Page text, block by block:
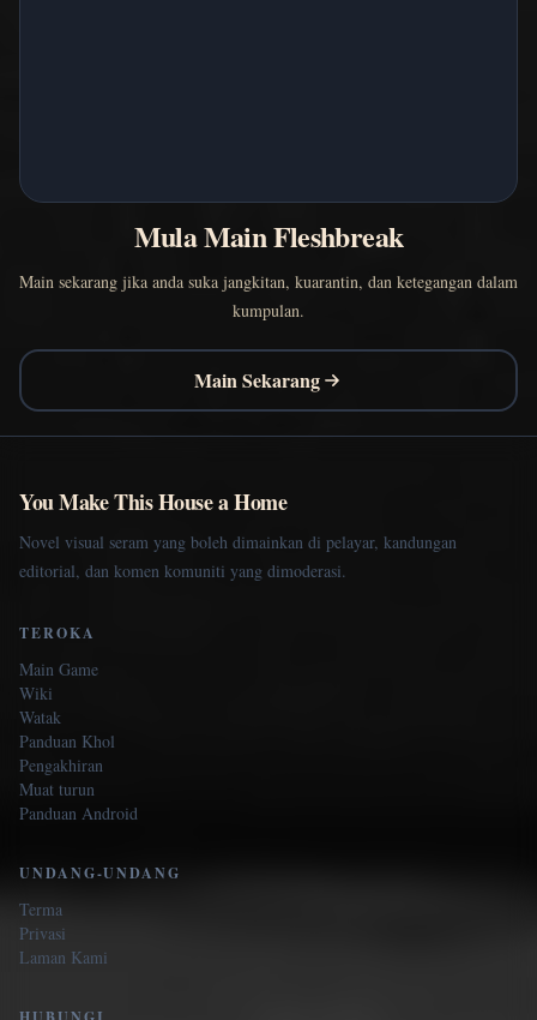
Mula Main Fleshbreak
Main sekarang jika anda suka jangkitan, kuarantin, dan ketegangan dalam
kumpulan.
Main Sekarang
You Make This House a Home
Novel visual seram yang boleh dimainkan di pelayar, kandungan
editorial, dan komen komuniti yang dimoderasi.
TEROKA
Main Game
Wiki
Watak
Panduan Khol
Pengakhiran
Muat turun
Panduan Android
UNDANG-UNDANG
Terma
Privasi
Laman Kami